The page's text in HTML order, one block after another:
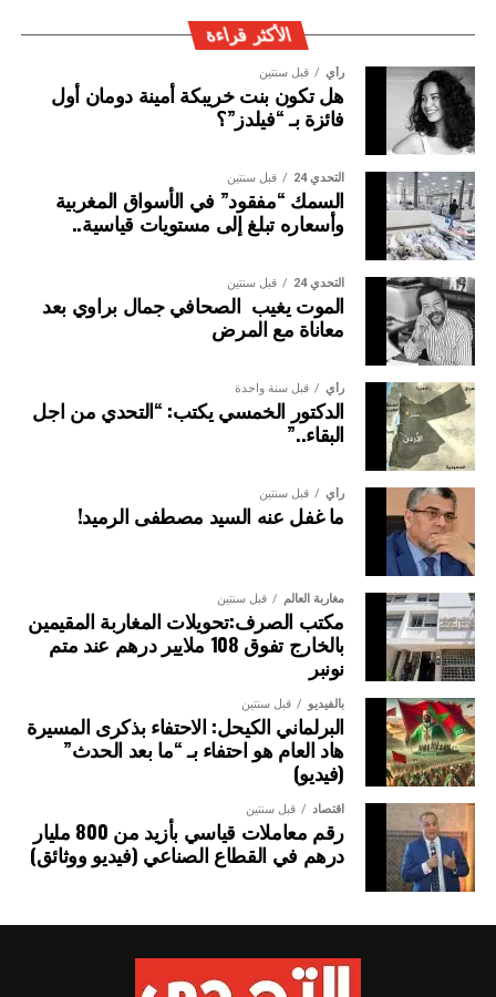
وأكد المصدر ذاته ا انه”تم التذكير بالروابط الإنسانية والدينية
والاقتصادية الوثيقة التي تجمع البلدين، والتي تتضح جليا من خلال
الزيارات الثمانية التي قام بها جلالة الملك حفظه الله، إلى
السنغال. كما أبرز الدور المحوري الذي تضطلع به جمهورية
السنغال في المبادرات الملكية الرامية لترسيخ التنمية في
إفريقيا، لاسيما المبادرة الملكية لتعزيز ولوج بلدان الساحل إلى
المحيط الأطلسي.
اللقاء شكل مناسبة للوقوف على القفزة النوعية المسجلة في
تبادل الزيارات الوزارية، وإثراء الإطار القانوني الذي ينظم
التعاون الثنائي، وكذا توطيد الشراكة الاقتصادية والاستثمارات،
منذ تولي السيد باسيرو ديوماي فاي، رئاسة الجمهورية السنغالية.
ويشكل انعقاد الدروة الـ 15 للجنة العليا المختلطة للشراكة
المغربية السنغالية، فرصة سانحة لتعزيز التعاون القطاعي بين
البلدين، من خلال إرساء مشاريع مهيكلة في مجالات الفلاحة،
والطاقة، والتجارة، والاقتصاد الرقمي وغيرها.
الأكثر قراءة
رأي قبل سنتين
هل تكون بنت خريبكة أمينة دومان أول
فائزة بـ “فيلدز”؟
التحدي 24 قبل سنتين
السمك “مفقود” في الأسواق المغربية
وأسعاره تبلغ إلى مستويات قياسية..
التحدي 24 قبل سنتين
الموت يغيب الصحافي جمال براوي بعد
معاناة مع المرض
رأي قبل سنة واحدة
الدكتور الخمسي يكتب: “التحدي من اجل
البقاء..”
رأي قبل سنتين
ما غفل عنه السيد مصطفى الرميد!
مغاربة العالم قبل سنتين
مكتب الصرف:تحويلات المغاربة المقيمين
بالخارج تفوق 108 ملايير درهم عند متم
نونبر
بالفيديو قبل سنتين
البرلماني الكيحل: الاحتفاء بذكرى المسيرة
هاد العام هو احتفاء بـ “ما بعد الحدث”
(فيديو)
اقتصاد قبل سنتين
رقم معاملات قياسي بأزيد من 800 مليار
درهم في القطاع الصناعي (فيديو ووثائق)